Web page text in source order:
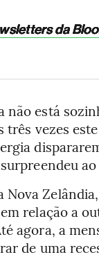
da
não está
três vezes
Nova
relação a
agora, a
de uma